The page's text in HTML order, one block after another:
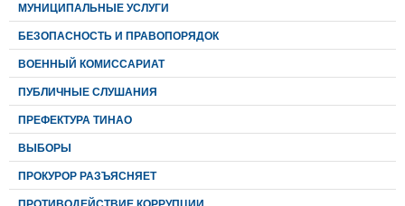
МУНИЦИПАЛЬНЫЕ УСЛУГИ
БЕЗОПАСНОСТЬ И ПРАВОПОРЯДОК
ВОЕННЫЙ КОМИССАРИАТ
ПУБЛИЧНЫЕ СЛУШАНИЯ
ПРЕФЕКТУРА ТИНАО
ВЫБОРЫ
ПРОКУРОР РАЗЪЯСНЯЕТ
ПРОТИВОДЕЙСТВИЕ КОРРУПЦИИ